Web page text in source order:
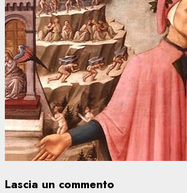
Lascia un commento